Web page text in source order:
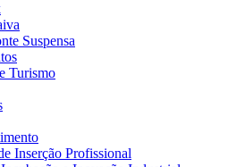
Suspensa
Turismo
Inserção Profissional